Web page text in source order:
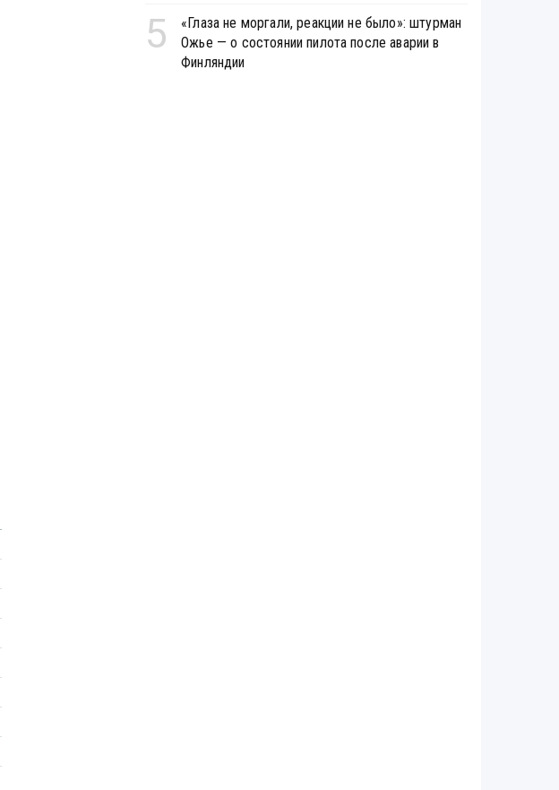
5
«Глаза не моргали, реакции не было»: штурман
Ожье — о состоянии пилота после аварии в
Финляндии